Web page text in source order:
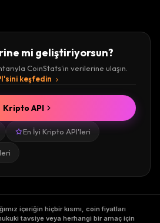
mi geliştiriyorsun?
CoinStats'in verilerine ulaşın.
keşfedin
En İyi Kripto API'leri
Kripto API
içeriğin hiçbir kısmı, coin fiyatları
tavsiye veya herhangi bir amaç için